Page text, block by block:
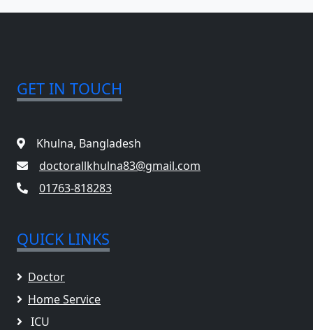
GET IN TOUCH
Khulna, Bangladesh
doctorallkhulna83@gmail.com
01763-818283
QUICK LINKS
Doctor
Home Service
ICU